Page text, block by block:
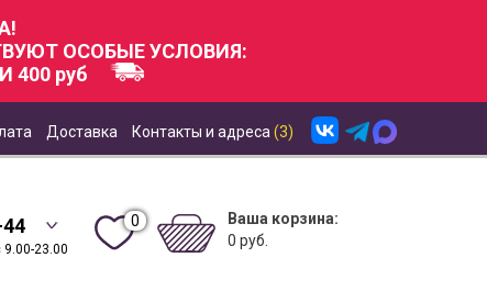
ОСОБЫЕ УСЛОВИЯ:
400 руб
Доставка Контакты и адреса (3)
23.00
0
Ваша корзина:
0 руб.